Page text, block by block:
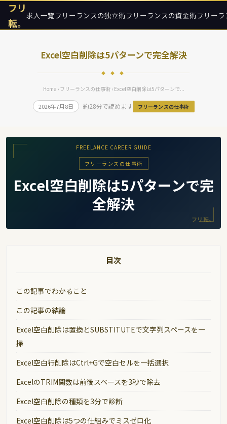
フリ
転。
求人一覧フリーランスの独立術フリーランスの資金術フリー
Excel空白削除は5パターンで完全解決
◆ ◆ ◆
Home› フリーランスの仕事術› Excel空白削除は5パターンで...
2026年7月8日 約28分で読めます フリーランスの仕事術
FREELANCE CAREER GUIDE
フリーランスの仕事術
Excel空白削除は5パターンで完
全解決
フリ転。
目次
この記事でわかること
この記事の結論
Excel空白削除は置換とSUBSTITUTEで文字列スペースを一
掃
Excel空白行削除はCtrl+Gで空白セルを一括選択
ExcelのTRIM関数は前後スペースを3秒で除去
Excel空白削除の種類を3分で診断
Excel空白削除は5つの仕組みでミスゼロ化